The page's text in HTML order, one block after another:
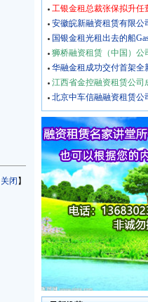
关闭 】
工银金租总裁张保拟升任
安徽皖新融资租赁有限
国银金租光租出去的船
狮桥融资租赁（中国）公
华融金租成功交付首架全
江西省金控融资租赁公
北京中车信融融资租赁公